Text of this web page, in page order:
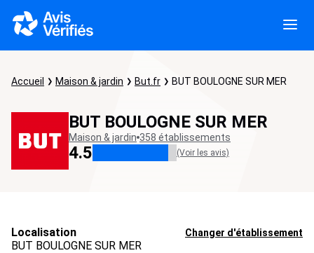
Accueil Maison & jardin But.fr BUT BOULOGNE SUR MER
BUT BOULOGNE SUR MER
Maison & jardin 358 établissements
4.5 (Voir les avis)
Localisation Changer d'établissement
BUT BOULOGNE SUR MER